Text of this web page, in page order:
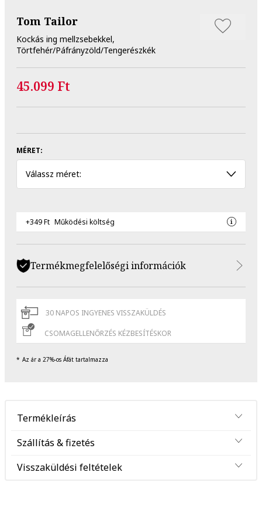
Tom Tailor
Kockás ing mellzsebekkel,
Törtfehér/Páfrányzöld/Tengerészkék
45.099 Ft
MÉRET:
Válassz méret:
+349 Ft Működési költség
Termékmegfelelőségi információk
30 NAPOS INGYENES VISSZAKÜLDÉS
CSOMAGELLENŐRZÉS KÉZBESÍTÉSKOR
Az ár a 27%-os Áfát tartalmazza
Termékleírás
Szállítás & fizetés
Visszaküldési feltételek